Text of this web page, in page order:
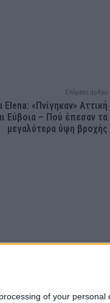
of your personal
Επόμενο άρθρο
Elena: «Πνίγηκαν» Αττική
Εύβοια – Πού έπεσαν τα
μεγαλύτερα ύψη βροχής